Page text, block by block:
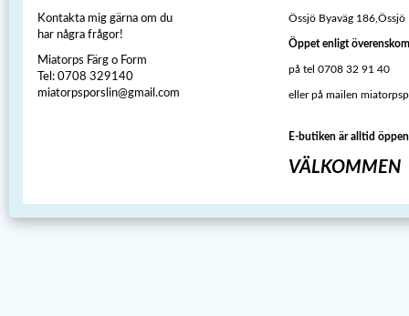
Kontakta mig gärna om du
har några frågor!
Miatorps Färg o Form
Tel: 0708 329140
miatorpsporslin@gmail.com
Össjö Byaväg 186,Össjö
Öppet enligt
på tel 0708 32 91 40
eller på mailen
E-butiken är alltid öppen
VÄLKOMMEN